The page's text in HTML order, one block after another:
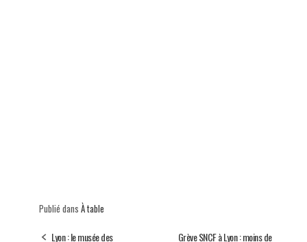
Publié dans À table
Lyon : le musée des
Grève SNCF à Lyon : moins de